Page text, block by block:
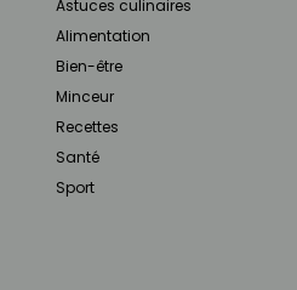
Astuces culinaires
Alimentation
Bien-être
Minceur
Recettes
Santé
Sport